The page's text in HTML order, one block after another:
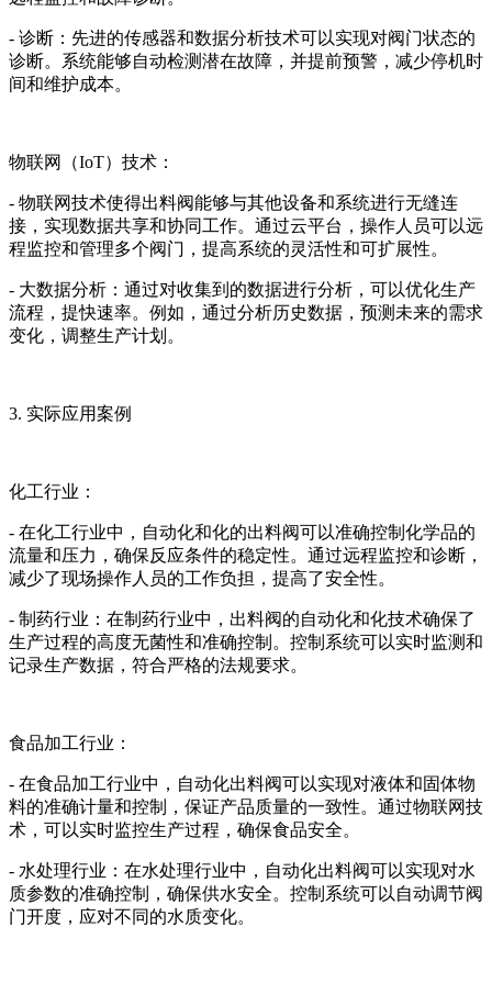
- 诊断：先进的传感器和数据分析技术可以实现对阀门状态的
诊断。系统能够自动检测潜在故障，并提前预警，减少停机时
间和维护成本。
物联网（IoT）技术：
- 物联网技术使得出料阀能够与其他设备和系统进行无缝连
接，实现数据共享和协同工作。通过云平台，操作人员可以远
程监控和管理多个阀门，提高系统的灵活性和可扩展性。
- 大数据分析：通过对收集到的数据进行分析，可以优化生产
流程，提快速率。例如，通过分析历史数据，预测未来的需求
变化，调整生产计划。
3. 实际应用案例
化工行业：
- 在化工行业中，自动化和化的出料阀可以准确控制化学品的
流量和压力，确保反应条件的稳定性。通过远程监控和诊断，
减少了现场操作人员的工作负担，提高了安全性。
- 制药行业：在制药行业中，出料阀的自动化和化技术确保了
生产过程的高度无菌性和准确控制。控制系统可以实时监测和
记录生产数据，符合严格的法规要求。
食品加工行业：
- 在食品加工行业中，自动化出料阀可以实现对液体和固体物
料的准确计量和控制，保证产品质量的一致性。通过物联网技
术，可以实时监控生产过程，确保食品安全。
- 水处理行业：在水处理行业中，自动化出料阀可以实现对水
质参数的准确控制，确保供水安全。控制系统可以自动调节阀
门开度，应对不同的水质变化。